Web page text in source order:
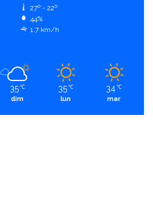
27º - 22º
44%
1.7 km/h
35 ℃
dim
35 ℃
lun
34 ℃
mar